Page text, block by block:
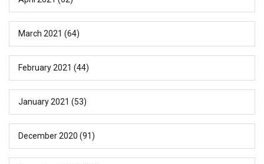
March 2021 (64)
February 2021 (44)
January 2021 (53)
December 2020 (91)